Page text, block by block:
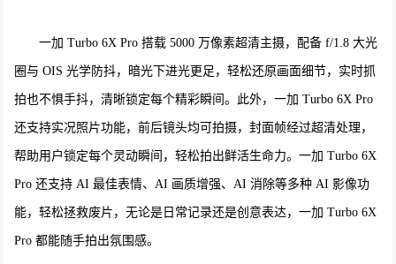
一加 Turbo 6X Pro 搭载 5000 万像素超清主摄，配备 f/1.8 大光
圈与 OIS 光学防抖，暗光下进光更足，轻松还原画面细节，实时抓
拍也不惧手抖，清晰锁定每个精彩瞬间。此外，一加 Turbo 6X Pro
还支持实况照片功能，前后镜头均可拍摄，封面帧经过超清处理，
帮助用户锁定每个灵动瞬间，轻松拍出鲜活生命力。一加 Turbo 6X
Pro 还支持 AI 最佳表情、AI 画质增强、AI 消除等多种 AI 影像功
能，轻松拯救废片，无论是日常记录还是创意表达，一加 Turbo 6X
Pro 都能随手拍出氛围感。